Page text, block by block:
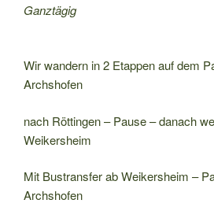
Ganztägig
Wir wandern in 2 Etappen auf dem
Archshofen
nach Röttingen – Pause – danach
Weikersheim
Mit Bustransfer ab Weikersheim –
Archshofen